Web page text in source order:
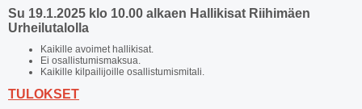
Su 19.1.2025 klo 10.00 alkaen Hallikisat Riihimäen
Urheilutalolla
Kaikille avoimet hallikisat.
Ei osallistumismaksua.
Kaikille kilpailijoille osallistumismitali.
TULOKSET